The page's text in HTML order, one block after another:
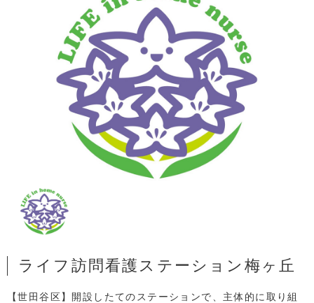
ライフ訪問看護ステーション梅ヶ丘
【世田谷区】開設したてのステーションで、主体的に取り組